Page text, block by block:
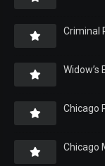
Criminal
Widow’s
Chicago
Chicago